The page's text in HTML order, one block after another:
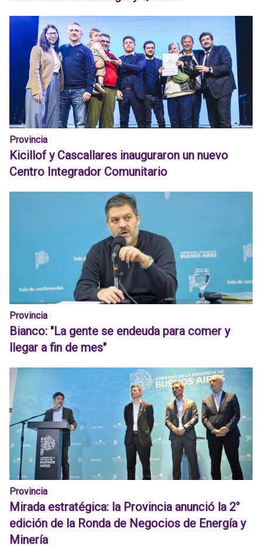
Provincia
Kicillof y Cascallares inauguraron un nuevo
Centro Integrador Comunitario
Provincia
Bianco: "La gente se endeuda para comer y
llegar a fin de mes"
Provincia
Mirada estratégica: la Provincia anunció la 2°
edición de la Ronda de Negocios de Energía y
Minería